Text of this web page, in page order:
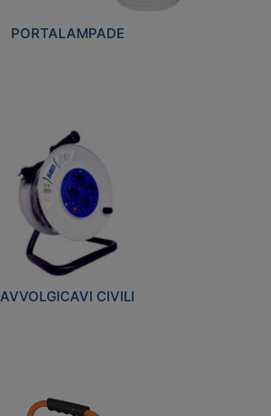
PORTALAMPADE
AVVOLGICAVI CIVILI